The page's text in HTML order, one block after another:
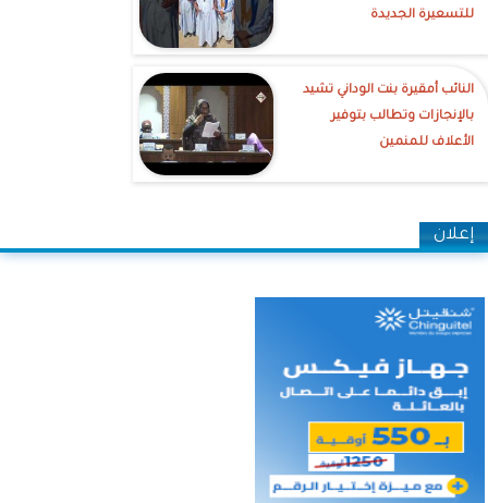
للتسعيرة الجديدة
النائب أمقيرة بنت الوداني تشيد
بالإنجازات وتطالب بتوفير
الأعلاف للمنمين
إعلان